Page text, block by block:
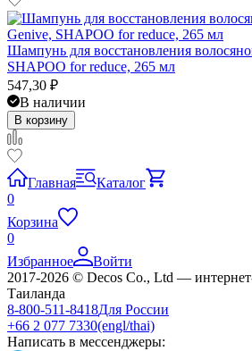
Шампунь для восстановления
SHAPOO for reduce, 265 мл
547,30 ₽
В наличии
В корзину
Главная
Каталог
0
Корзина
0
Избранное
Войти
2017-2026 © Decos Co., Ltd —
Таиланда
8-800-511-8418Для России
+66 2 077 7330(engl/thai)
Написать в мессенджеры: